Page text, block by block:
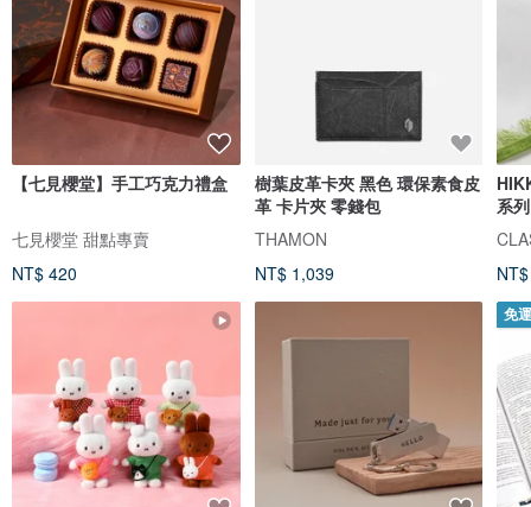
【七見櫻堂】手工巧克力禮盒
七見櫻堂 甜點專賣
NT$ 420
樹葉皮革卡夾 黑色 環保素食皮
革 卡片夾 零錢包
THAMON
NT$ 1,039
系
免